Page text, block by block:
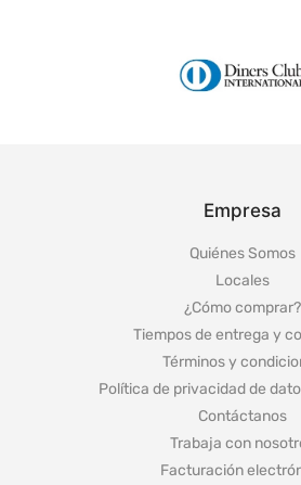
Empresa
Quiénes Somos
Locales
¿Cómo comprar?
Tiempos de entrega y
Términos y
Política de privacidad de
Contáctanos
Trabaja con
Facturación